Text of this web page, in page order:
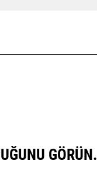
GÖRÜN.